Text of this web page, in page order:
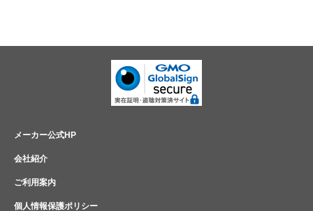
メーカー公式HP
会社紹介
ご利用案内
個人情報保護ポリシー